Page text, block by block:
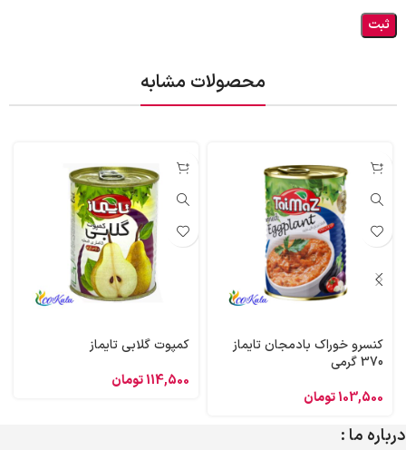
محصولات مشابه
کنسرو خوراک بادمجان تایماز
370 گرمی
103,500تومان
کمپوت گلابی تایماز
114,500تومان
درباره ما :